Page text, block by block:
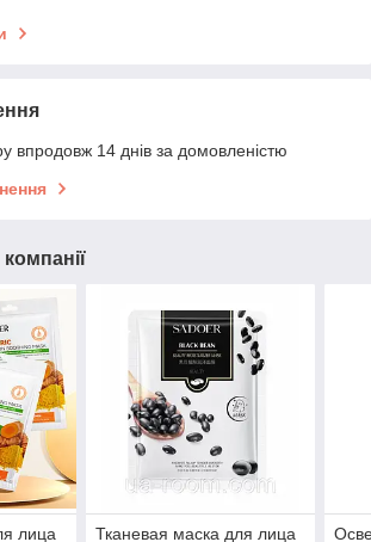
впродовж 14 днів за домовленістю
лица Тканевая маска для лица